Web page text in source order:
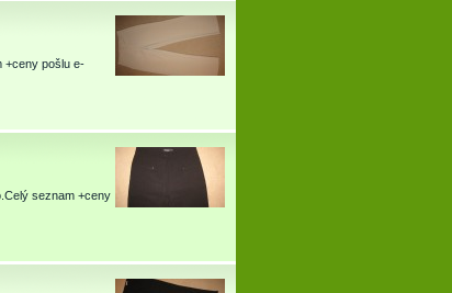
+ceny pošlu e-
seznam +ceny